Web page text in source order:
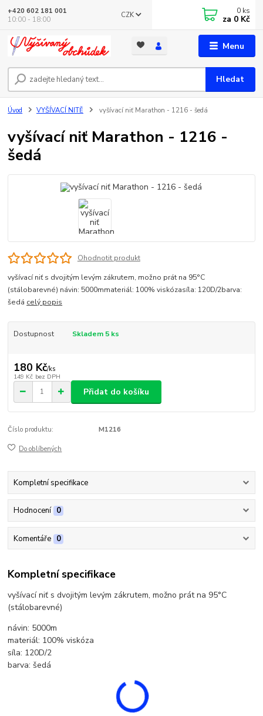
Menu
CZK
Hledat
+420 602 181 001
10:00 - 18:00
0 ks
za 0 Kč
Úvod VYŠÍVACÍ NITĚ vyšívací niť Marathon - 1216 - šedá
vyšívací niť Marathon - 1216 -
šedá
Ohodnotit produkt
vyšívací niť s dvojitým levým zákrutem, možno prát na 95°C
(stálobarevné) návin: 5000mmateriál: 100% viskózasíla: 120D/2barva:
šedá celý popis
Dostupnost Skladem 5 ks
180 Kč/ks
149 Kč bez DPH
Přidat do košíku
Číslo produktu: M1216
Do oblíbených
Kompletní specifikace
Hodnocení 0
Komentáře 0
Kompletní specifikace
vyšívací niť s dvojitým levým zákrutem, možno prát na 95°C
(stálobarevné)
návin: 5000m
materiál: 100% viskóza
síla: 120D/2
barva: šedá